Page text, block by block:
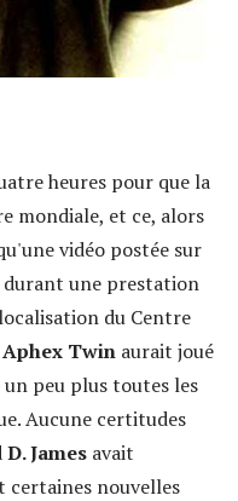
heures pour que la
mondiale, et ce, alors
vidéo postée sur
durant une prestation
du Centre
Aphex Twin aurait joué
peu plus toutes les
Aucune certitudes
James avait
nouvelles